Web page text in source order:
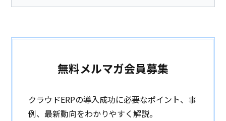
無料メルマガ会員募集
クラウドERPの導入成功に必要なポイント、事
例、最新動向をわかりやすく解説。